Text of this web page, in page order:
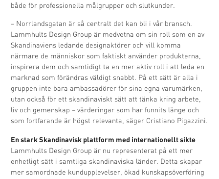
både för professionella målgrupper och slutkunder.
– Norrlandsgatan är så centralt det kan bli i vår bransch.
Lammhults Design Group är medvetna om sin roll som en av
Skandinaviens ledande designaktörer och vill komma
närmare de människor som faktiskt använder produkterna,
inspirera dem och samtidigt ta en mer aktiv roll i att leda en
marknad som förändras väldigt snabbt. På ett sätt är alla i
gruppen inte bara ambassadörer för sina egna varumärken,
utan också för ett skandinaviskt sätt att tänka kring arbete,
liv och gemenskap – värderingar som har funnits länge och
som fortfarande är högst relevanta, säger Cristiano Pigazzini.
En stark Skandinavisk plattform med internationellt sikte
Lammhults Design Group är nu representerat på ett mer
enhetligt sätt i samtliga skandinaviska länder. Detta skapar
mer samordnade kundupplevelser, ökad kunskapsöverföring